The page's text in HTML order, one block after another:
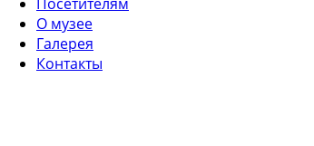
О музее
Галерея
Контакты